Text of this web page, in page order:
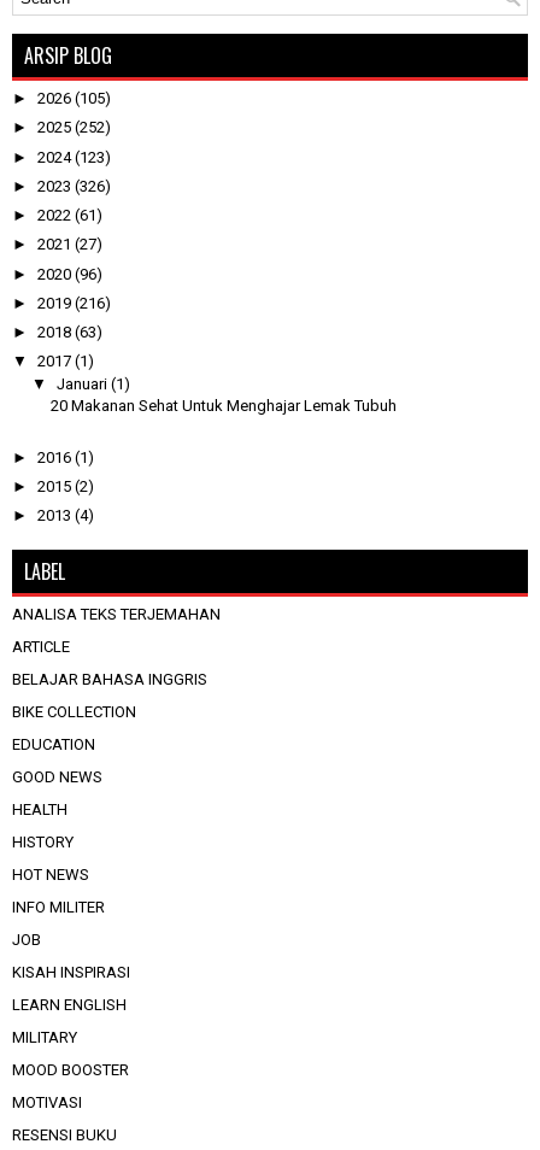
ARSIP BLOG
► 2026 (105)
► 2025 (252)
► 2024(123)
► 2023 (326)
► 2022 (61)
► 2021 (27)
► 2020 (96)
► 2019 (216)
► 2018 (63)
▼ 2017 (1)
▼ Januari (1)
20 Makanan Sehat Untuk Menghajar Lemak Tubuh
► 2016 (1)
► 2015 (2)
► 2013 (4)
LABEL
ANALISA TEKS TERJEMAHAN
ARTICLE
BELAJAR BAHASA INGGRIS
BIKE COLLECTION
EDUCATION
GOOD NEWS
HEALTH
HISTORY
HOT NEWS
INFO MILITER
JOB
KISAH INSPIRASI
LEARN ENGLISH
MILITARY
MOOD BOOSTER
MOTIVASI
RESENSI BUKU